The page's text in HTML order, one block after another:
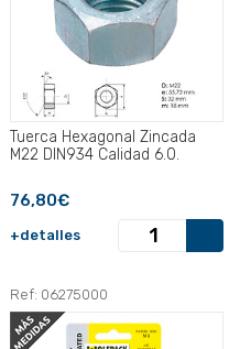
Tuerca Hexagonal Zincada
M22 DIN934 Calidad 6.0.
76,80€
+detalles
Ref: 06275000